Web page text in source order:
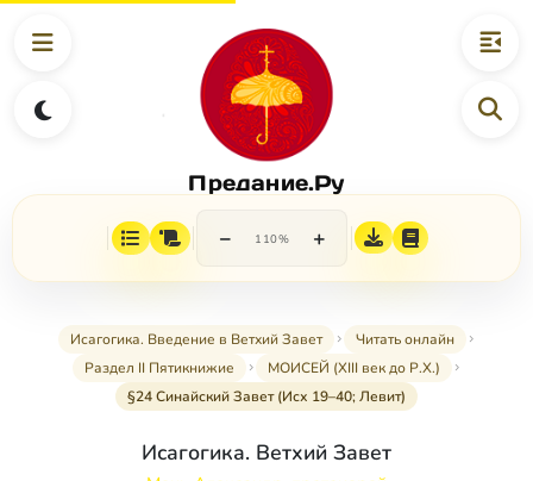
Предание.Ру
− 110% +
Исагогика. Введение в Ветхий Завет
Читать онлайн
Раздел II Пятикнижие
МОИСЕЙ (XIII век до Р.Х.)
§24 Синайский Завет (Исх 19–40; Левит)
Исагогика. Ветхий Завет